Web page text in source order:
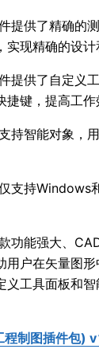
供了精确的
现精确的设计
供了自定义
键，提高工作
智能对象，
支持Windows
能强大、
户在矢量图
工具面板和
制图插件包)